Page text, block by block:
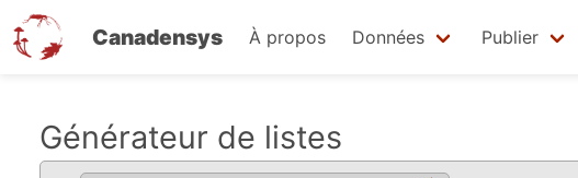
Canadensys À propos Données Publier
Générateur de listes